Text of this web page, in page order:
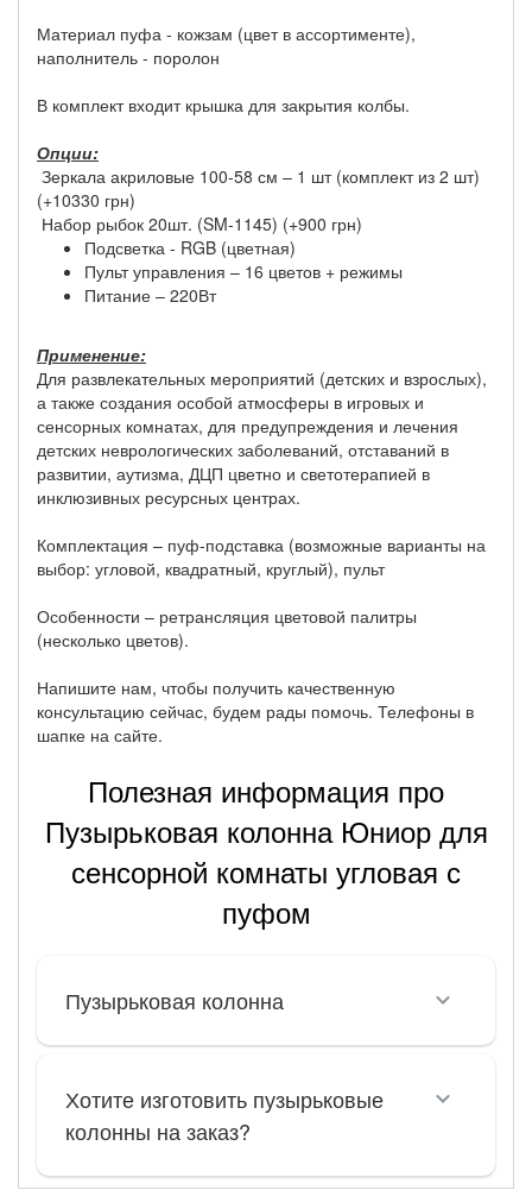
Материал пуфа - кожзам (цвет в ассортименте),
наполнитель - поролон
В комплект входит крышка для закрытия колбы.
Опции:
Зеркала акриловые 100-58 см – 1 шт (комплект из 2 шт)
(+10330 грн)
Набор рыбок 20шт. (SM-1145) (+900 грн)
Подсветка - RGB (цветная)
Пульт управления – 16 цветов + режимы
Питание – 220Вт
Применение:
Для развлекательных мероприятий (детских и взрослых),
а также создания особой атмосферы в игровых и
сенсорных комнатах, для предупреждения и лечения
детских неврологических заболеваний, отставаний в
развитии, аутизма, ДЦП цветно и светотерапией в
инклюзивных ресурсных центрах.
Комплектация – пуф-подставка (возможные варианты на
выбор: угловой, квадратный, круглый), пульт
Особенности – ретрансляция цветовой палитры
(несколько цветов).
Напишите нам, чтобы получить качественную
консультацию сейчас, будем рады помочь. Телефоны в
шапке на сайте.
Полезная информация про
Пузырьковая колонна Юниор для
сенсорной комнаты угловая с
пуфом
Пузырьковая колонна
Хотите изготовить пузырьковые
колонны на заказ?